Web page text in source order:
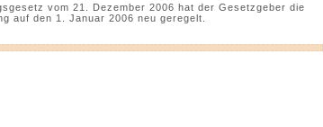
vom 21. Dezember 2006 hat der Gesetzgeber die
auf den 1. Januar 2006 neu geregelt.